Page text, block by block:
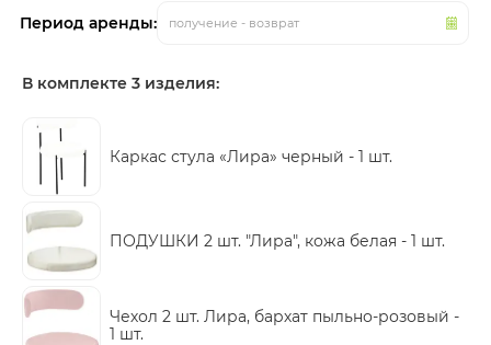
Период аренды: получение - возврат
В комплекте 3 изделия:
Каркас стула «Лира» черный - 1 шт.
ПОДУШКИ 2 шт. "Лира", кожа белая - 1 шт.
Чехол 2 шт. Лира, бархат пыльно-розовый -
1 шт.